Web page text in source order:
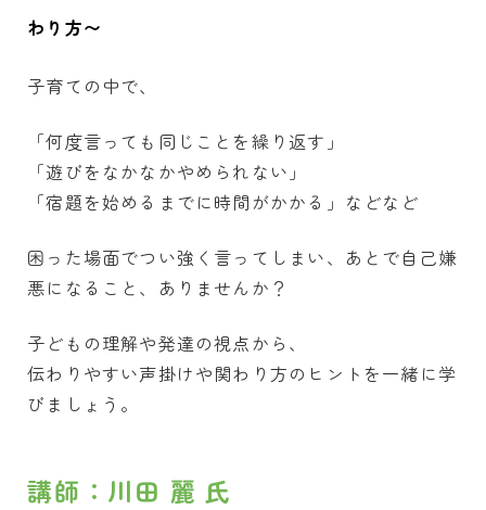
わり方〜
子育ての中で、
「何度言っても同じことを繰り返す」
「遊びをなかなかやめられない」
「宿題を始めるまでに時間がかかる」などなど
困った場面でつい強く言ってしまい、あとで自己嫌
悪になること、ありませんか？
子どもの理解や発達の視点から、
伝わりやすい声掛けや関わり方のヒントを一緒に学
びましょう。
講師：川田 麗 氏